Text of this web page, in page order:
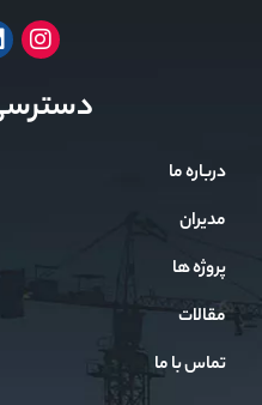
درباره ما
مدیران
پروژه ها
مقالات
تماس با ما